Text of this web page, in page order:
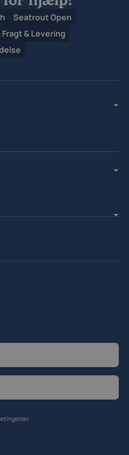
Seatrout Open
Fragt & Levering